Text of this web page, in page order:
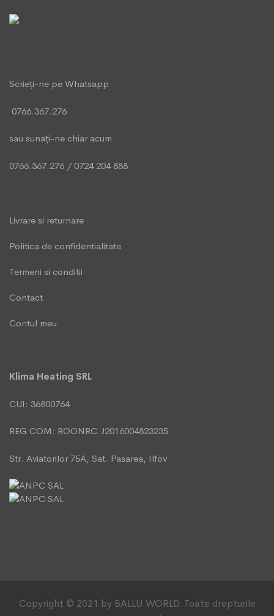
Scrieți-ne pe Whatsapp
0766.367.276
sau sunați-ne chiar acum
0766.367.276 / 0724 204 888
Livrare si returnare
Politica de confidentialitate
Termeni si conditii
Contact
Contul meu
Klima Heating SRL
CUI: 36800764
REG COM: ROONRC.J2016004823235
Str. Aviatorilor 75A, Sat. Pasarea, Ilfov
Copyright © 2021 by BALLU WORLD. Toate drepturile